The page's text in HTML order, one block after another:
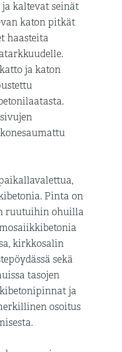
kaltevat seinät
katon pitkät
haasteita
ja katon
Pinta on
ruutuihin ohuilla
kirkkosalin
sekä
tasojen
ja
osoitus